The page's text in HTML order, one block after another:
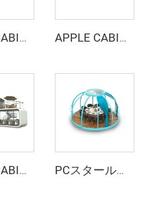
APPLE CABIN CAPSULE HOUSE -Cyspace A6シリーズ APPLE CABIN CAPSULE HOUSE -Cyspace A9シリーズ
APPLE CABIN CAPSULE HOUSE -Cyspace二階建てシリーズ PCスタールームカプセルハウス